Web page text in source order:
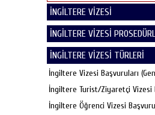
İNGİLTERE VİZESİ
İNGİLTERE VİZESİ
İNGİLTERE VİZESİ TÜRLERİ
İngiltere Vizesi Başvuruları
İngiltere Turist/Ziyaretçi Vizesi
İngiltere Öğrenci Vizesi